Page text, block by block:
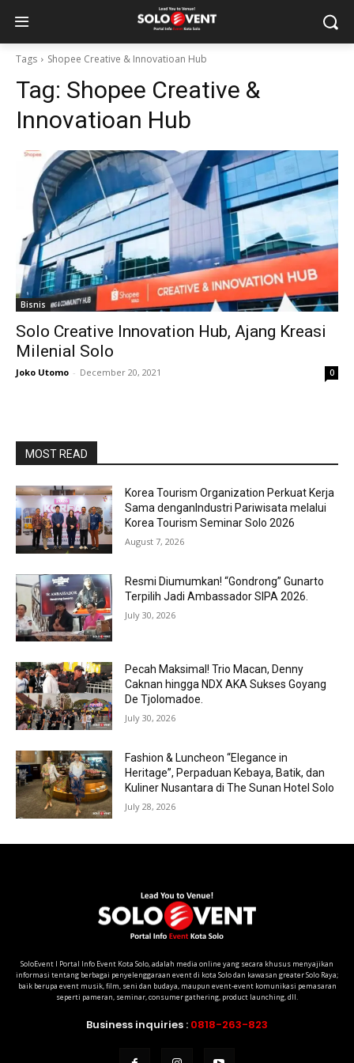
Tags Shopee Creative & Innovatioan Hub
Tag: Shopee Creative &
Innovatioan Hub
Bisnis
Solo Creative Innovation Hub, Ajang Kreasi
Milenial Solo
Joko Utomo - December 20, 2021 0
MOST READ
Korea Tourism Organization Perkuat Kerja
Sama denganIndustri Pariwisata melalui
Korea Tourism Seminar Solo 2026
August 7, 2026
Resmi Diumumkan! “Gondrong” Gunarto
Terpilih Jadi Ambassador SIPA 2026.
July 30, 2026
Pecah Maksimal! Trio Macan, Denny
Caknan hingga NDX AKA Sukses Goyang
De Tjolomadoe.
July 30, 2026
Fashion & Luncheon “Elegance in
Heritage”, Perpaduan Kebaya, Batik, dan
Kuliner Nusantara di The Sunan Hotel Solo
July 28, 2026
SoloEvent I Portal Info Event Kota Solo, adalah media online yang secara khusus menyajikan
informasi tentang berbagai penyelenggaraan event di kota Solo dan kawasan greater Solo Raya;
baik berupa event musik, film, seni dan budaya, maupun event-event komunikasi pemasaran
seperti pameran, seminar, consumer gathering, product launching, dll.
Business inquiries : 0818-263-823